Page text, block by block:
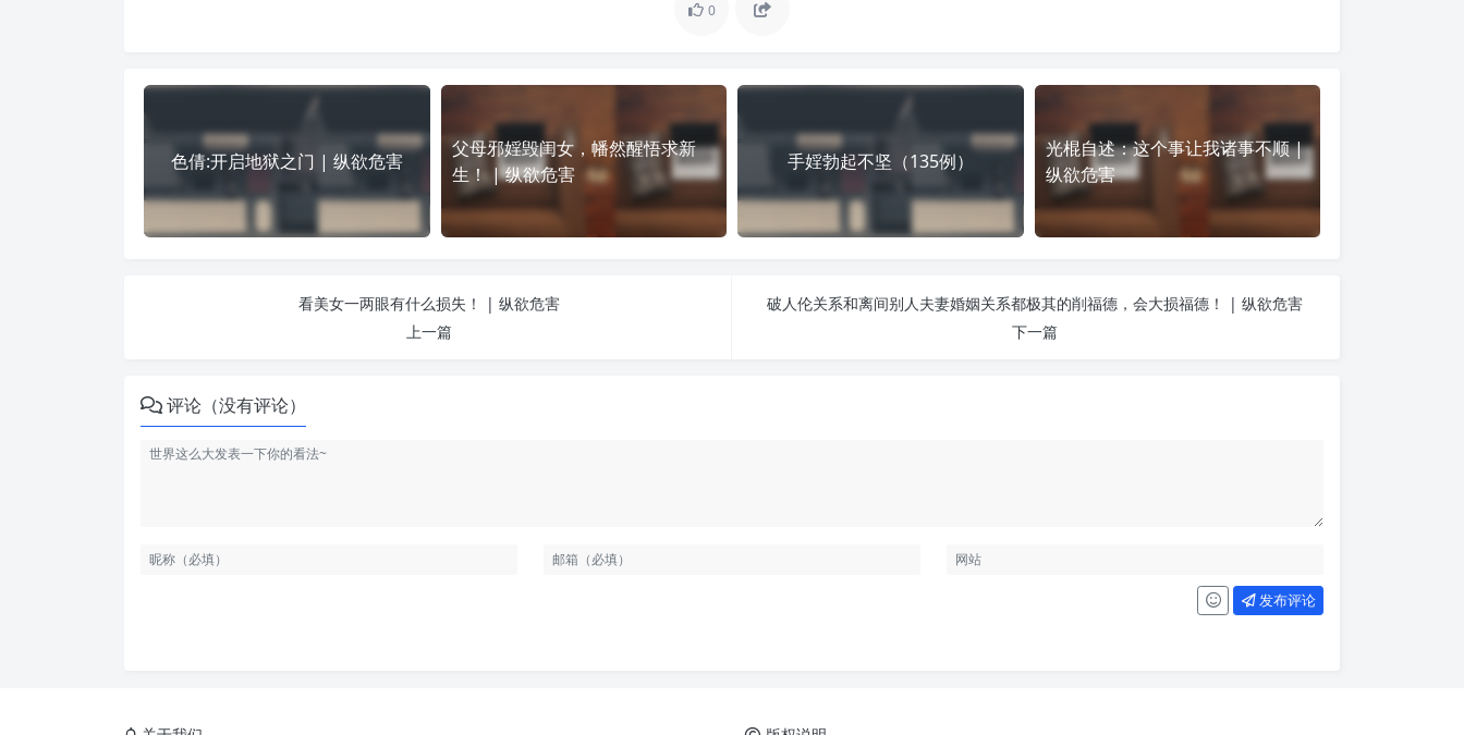
0
色倩:开启地狱之门 | 纵欲危害
父母邪婬毁闺女，幡然醒悟求新
生！ | 纵欲危害
手婬勃起不坚（135例）
光棍自述：这个事让我诸事不顺 |
纵欲危害
看美女一两眼有什么损失！ | 纵欲危害
上一篇
破人伦关系和离间别人夫妻婚姻关系都极其的削福德，会大损福德！ | 纵欲危害
下一篇
评论（没有评论）
发布评论